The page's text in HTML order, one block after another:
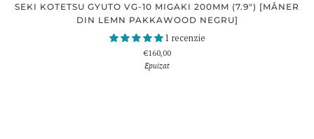
SEKI KOTETSU GYUTO VG-10 MIGAKI 200MM (7.9") [MÂNER
DIN LEMN PAKKAWOOD NEGRU]
1 recenzie
€160,00
Epuizat